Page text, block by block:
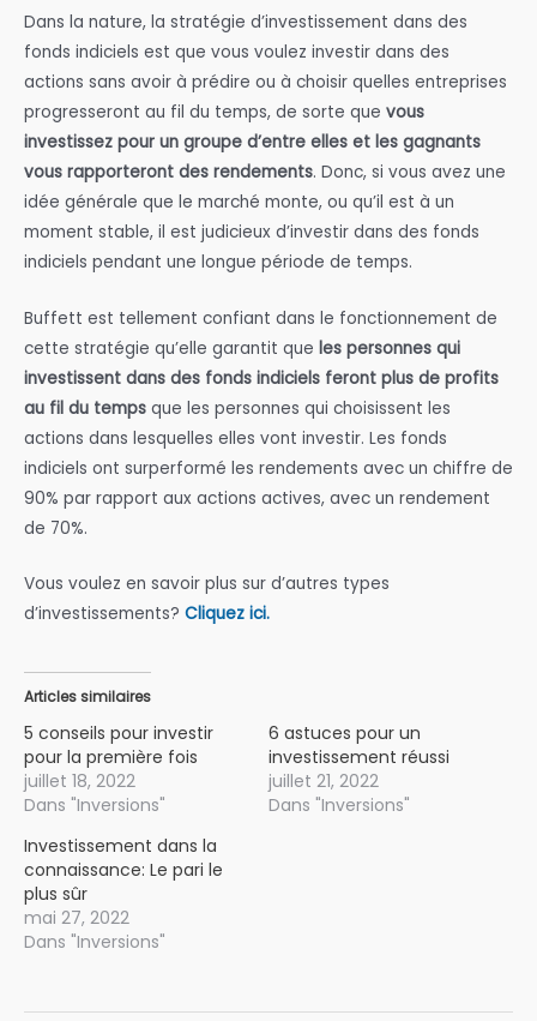
Dans la nature, la stratégie d’investissement dans des
fonds indiciels est que vous voulez investir dans des
actions sans avoir à prédire ou à choisir quelles entreprises
progresseront au fil du temps, de sorte que vous
investissez pour un groupe d’entre elles et les gagnants
vous rapporteront des rendements. Donc, si vous avez une
idée générale que le marché monte, ou qu’il est à un
moment stable, il est judicieux d’investir dans des fonds
indiciels pendant une longue période de temps.
Buffett est tellement confiant dans le fonctionnement de
cette stratégie qu’elle garantit que les personnes qui
investissent dans des fonds indiciels feront plus de profits
au fil du temps que les personnes qui choisissent les
actions dans lesquelles elles vont investir. Les fonds
indiciels ont surperformé les rendements avec un chiffre de
90% par rapport aux actions actives, avec un rendement
de 70%.
Vous voulez en savoir plus sur d’autres types
d’investissements? Cliquez ici.
Articles similaires
5 conseils pour investir
pour la première fois
juillet 18, 2022
Dans "Inversions"
6 astuces pour un
investissement réussi
juillet 21, 2022
Dans "Inversions"
Investissement dans la
connaissance: Le pari le
plus sûr
mai 27, 2022
Dans "Inversions"